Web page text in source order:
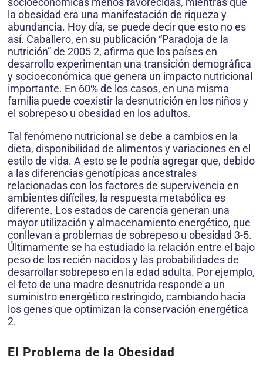
la obesidad era una manifestación de riqueza y
abundancia. Hoy día, se puede decir que esto no es
así. Caballero, en su publicación “Paradoja de la
nutrición” de 2005 2, afirma que los países en
desarrollo experimentan una transición demográfica
y socioeconómica que genera un impacto nutricional
importante. En 60% de los casos, en una misma
familia puede coexistir la desnutrición en los niños y
el sobrepeso u obesidad en los adultos.
Tal fenómeno nutricional se debe a cambios en la
dieta, disponibilidad de alimentos y variaciones en el
estilo de vida. A esto se le podría agregar que, debido
a las diferencias genotípicas ancestrales
relacionadas con los factores de supervivencia en
ambientes difíciles, la respuesta metabólica es
diferente. Los estados de carencia generan una
mayor utilización y almacenamiento energético, que
conllevan a problemas de sobrepeso u obesidad 3-5.
Últimamente se ha estudiado la relación entre el bajo
peso de los recién nacidos y las probabilidades de
desarrollar sobrepeso en la edad adulta. Por ejemplo,
el feto de una madre desnutrida responde a un
suministro energético restringido, cambiando hacia
los genes que optimizan la conservación energética
2.
El Problema de la Obesidad